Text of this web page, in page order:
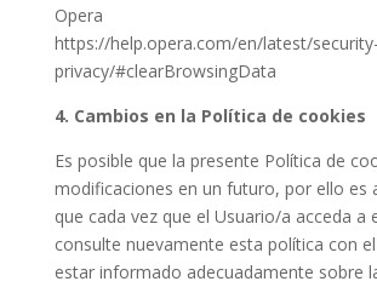
Opera
https://help.opera.com/en/latest/
privacy/#clearBrowsingData
4. Cambios en la Política de cookies
Es posible que la presente Política de
modificaciones en un futuro, por ello es
que cada vez que el Usuario/a acceda a
consulte nuevamente esta política con
estar informado adecuadamente sobre